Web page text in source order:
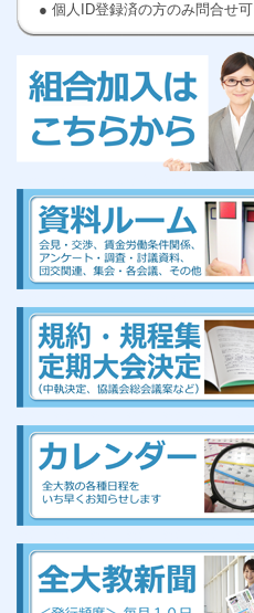
● 個人ID登録済の方のみ問合せ可